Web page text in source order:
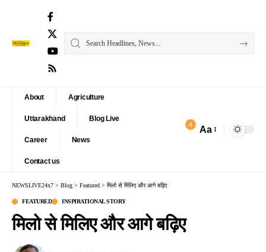
About Agriculture
Uttarakhand Blog Live
Career News
Contact us
4 Aa
NEWSLIVE24x7 > Blog > Featured > मिलो से मिलिए और आगे बढ़िए
FEATURED INSPIRATIONAL STORY
मिलो से मिलिए और आगे बढ़िए